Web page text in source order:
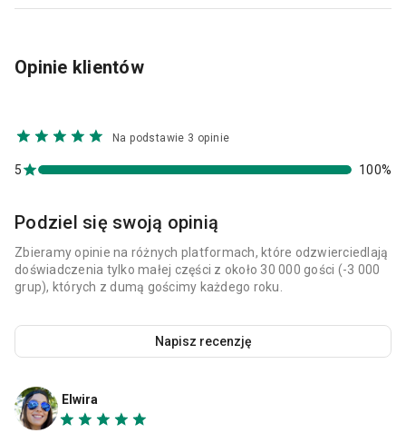
Opinie klientów
Na podstawie 3 opinie
5 100%
Podziel się swoją opinią
Zbieramy opinie na różnych platformach, które odzwierciedlają
doświadczenia tylko małej części z około 30 000 gości (-3 000
grup), których z dumą gościmy każdego roku.
Napisz recenzję
Elwira